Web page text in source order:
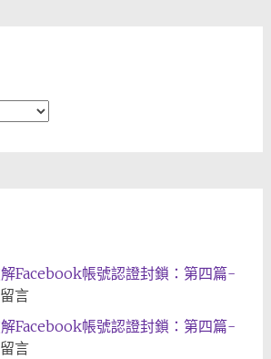
Facebook帳號認證封鎖：第四篇-
言
Facebook帳號認證封鎖：第四篇-
言